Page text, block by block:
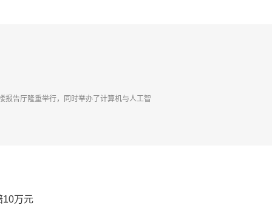
报告厅隆重举行，同时举办了计算机与人工智
10万元